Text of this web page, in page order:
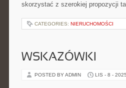
skorzystać z szerokiej propozycji
CATEGORIES: NIERUCHOMOŚCI
WSKAZÓWKI
POSTED BY ADMIN LIS - 8 - 2025